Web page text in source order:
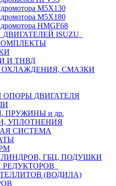
M5X130
M5X180
HMGF68
ISUZU
И ТНВД
СМАЗКИ
ДВИГАТЕЛЯ
ПРУЖИНЫ и др.
УПЛОТНЕНИЯ
СИСТЕМА
ГБЦ, ПОДУШКИ
РЕДУКТОРОВ
(ВОДИЛА)